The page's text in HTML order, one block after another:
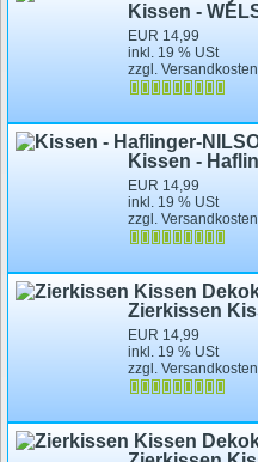
EUR 14,99
inkl. 19 % USt
zzgl. Versandkosten
EUR 14,99
inkl. 19 % USt
zzgl. Versandkosten
EUR 14,99
inkl. 19 % USt
zzgl. Versandkosten